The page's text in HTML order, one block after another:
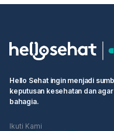
Hello Sehat ingin menjadi
keputusan kesehatan dan
bahagia.
Ikuti Kami